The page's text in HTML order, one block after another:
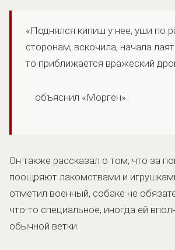
«Поднялся кипиш у нее, уши по
сторонам, вскочила, начала
то приближается вражеский
объяснил «Морген».
Он также рассказал о том, что за
поощряют лакомствами и
отметил военный, собаке не
что-то специальное, иногда ей
обычной ветки.